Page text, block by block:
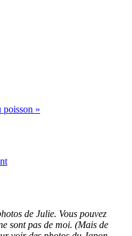
»
de Julie. Vous pouvez
sont pas de moi. (Mais de